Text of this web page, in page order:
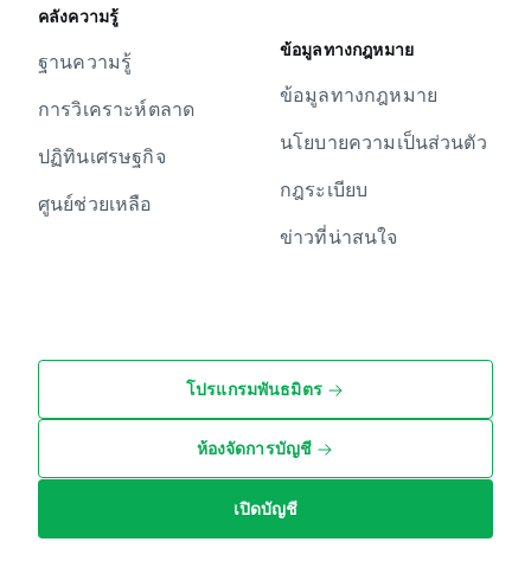
คลังความรู้
ฐานความรู้
การวิเคราะห์ตลาด
ปฏิทินเศรษฐกิจ
ศูนย์ช่วยเหลือ
ข้อมูลทางกฎหมาย
ข้อมูลทางกฎหมาย
นโยบายความเป็นส่วนตัว
กฎระเบียบ
ข่าวที่น่าสนใจ
โปรแกรมพันธมิตร
ห้องจัดการบัญชี
เปิดบัญชี